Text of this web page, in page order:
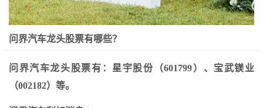
问界汽车龙头股票有哪些？
问界汽车龙头股票有：星宇股份（601799）、宝武镁业
（002182）等。